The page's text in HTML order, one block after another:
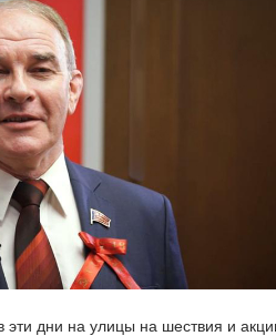
дни на улицы на шествия и